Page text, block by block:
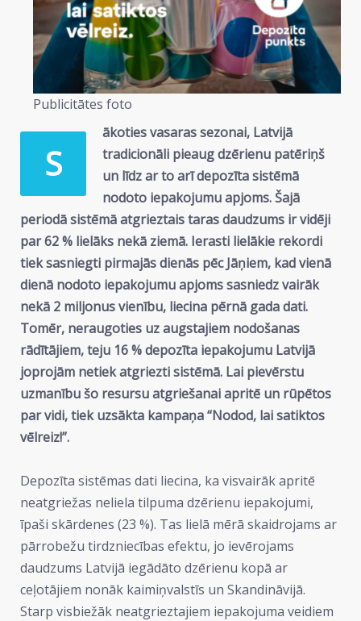
Publicitātes foto
S
ākoties vasaras sezonai, Latvijā
tradicionāli pieaug dzērienu patēriņš
un līdz ar to arī depozīta sistēmā
nodoto iepakojumu apjoms. Šajā
periodā sistēmā atgrieztais taras daudzums ir vidēji
par 62 % lielāks nekā ziemā. Ierasti lielākie rekordi
tiek sasniegti pirmajās dienās pēc Jāņiem, kad vienā
dienā nodoto iepakojumu apjoms sasniedz vairāk
nekā 2 miljonus vienību, liecina pērnā gada dati.
Tomēr, neraugoties uz augstajiem nodošanas
rādītājiem, teju 16 % depozīta iepakojumu Latvijā
joprojām netiek atgriezti sistēmā. Lai pievērstu
uzmanību šo resursu atgriešanai apritē un rūpētos
par vidi, tiek uzsākta kampaņa “Nodod, lai satiktos
vēlreiz!”.
Depozīta sistēmas dati liecina, ka visvairāk apritē
neatgriežas neliela tilpuma dzērienu iepakojumi,
īpaši skārdenes (23 %). Tas lielā mērā skaidrojams ar
pārrobežu tirdzniecības efektu, jo ievērojams
daudzums Latvijā iegādāto dzērienu kopā ar
ceļotājiem nonāk kaimiņvalstīs un Skandināvijā.
Starp visbiežāk neatgrieztajiem iepakojuma veidiem